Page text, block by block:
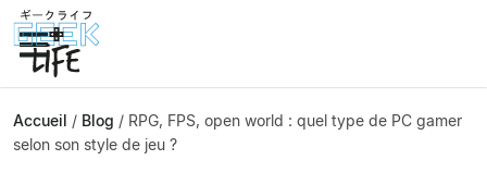
Accueil / Blog / RPG, FPS, open world : quel type de PC gamer
selon son style de jeu ?